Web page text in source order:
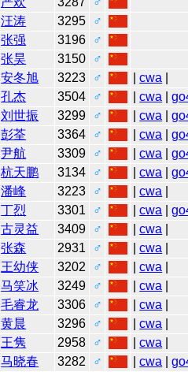
汪涛 3295
♂
张强 3196
♂
张昊 3150
♂
安冬旭 3223 ♂ |cwa
孔杰 3504 ♂ |cwa |
刘世振 3299 ♂ |cwa |
彭荃 3364 ♂ |cwa |
尹航 3309 ♂ |cwa |
杭天鹏 3134 ♂ |cwa |
潘峰 3223 ♂ |cwa
丁烈 3301 ♂ |cwa |
古灵益 3409 ♂ |cwa
张森 2931 ♂ |cwa
王幼侠 3202 ♂ |cwa
马笑冰 3249 ♂ |cwa
毛睿龙 3306 ♂ |cwa
黄晨 3296 ♂ |cwa
王隽 2958 ♂ |cwa
马晓春 3282 ♂ |cwa |